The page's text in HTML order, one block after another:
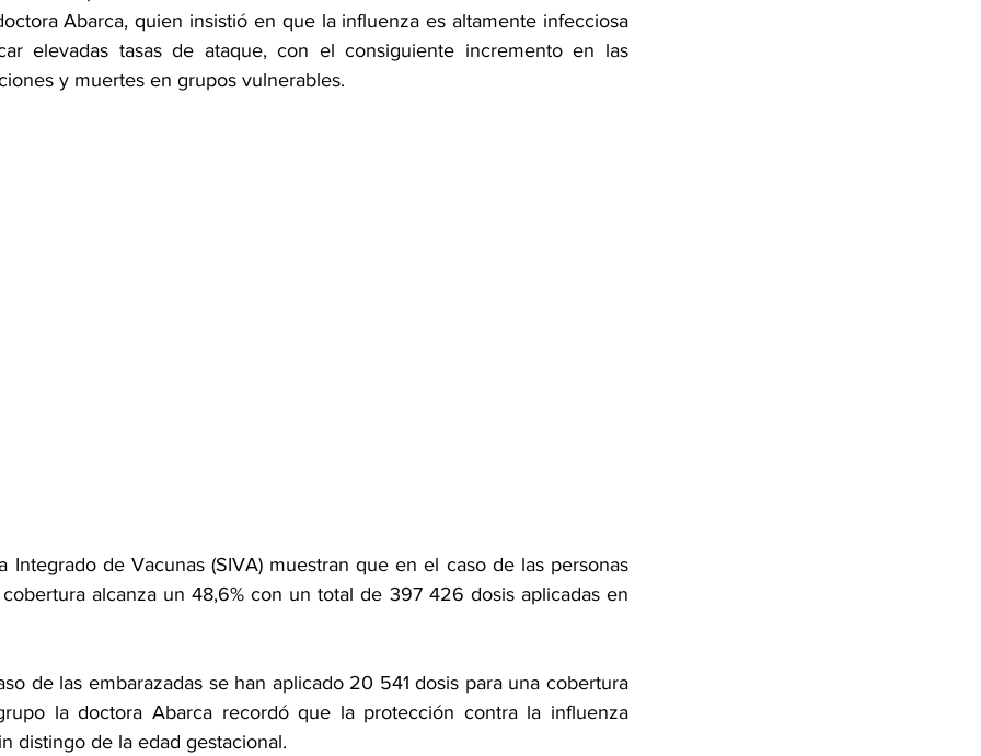
Abarca, quien insistió en que la influenza es altamente infecciosa
elevadas tasas de ataque, con el consiguiente incremento en las
y muertes en grupos vulnerables.
Integrado de Vacunas (SIVA) muestran que en el caso de las personas
alcanza un 48,6% con un total de 397 426 dosis aplicadas en
de las embarazadas se han aplicado 20 541 dosis para una cobertura
la doctora Abarca recordó que la protección contra la influenza
distingo de la edad gestacional.